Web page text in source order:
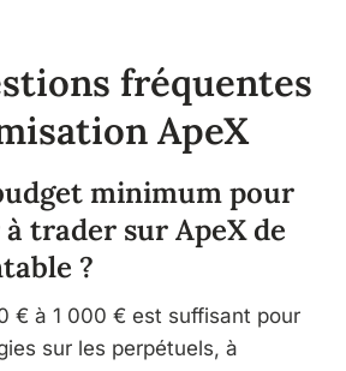
fréquentes
ApeX
minimum pour
trader sur ApeX de
?
€ à 1 000 € est suffisant pour
sur les perpétuels, à